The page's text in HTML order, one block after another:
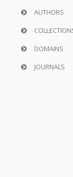
AUTHORS
DOMAINS
JOURNALS